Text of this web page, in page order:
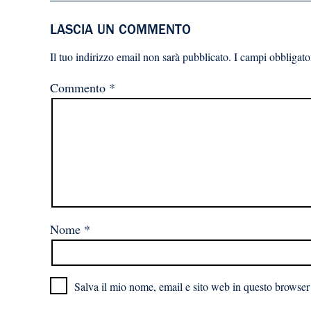
LASCIA UN COMMENTO
Il tuo indirizzo email non sarà pubblicato. I campi
Commento *
Nome *
Salva il mio nome, email e sito web in questo